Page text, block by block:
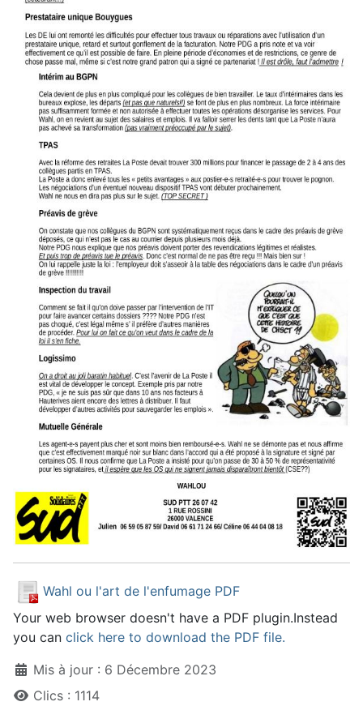
Wahl ou l'art de l'enfumage PDF
Your web browser doesn't have a PDF plugin.Instead
you can click here to download the PDF file.
DétailsMis à jour : 6 Décembre 2023
Clics : 1114